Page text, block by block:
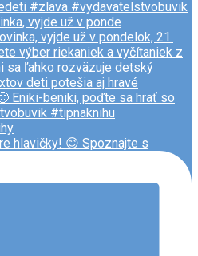
vyjde už v ponde
hlavičky! 😊 Spoznajte s